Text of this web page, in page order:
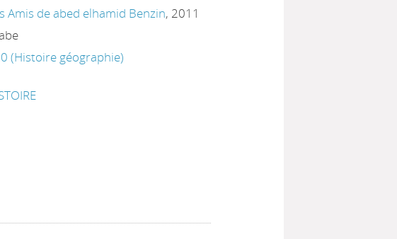
Amis de abed elhamid Benzin, 2011
(Histoire géographie)